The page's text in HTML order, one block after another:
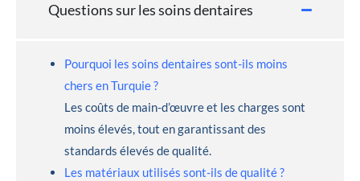
Questions sur les soins dentaires
Pourquoi les soins dentaires sont-ils moins
chers en Turquie ?
Les coûts de main-d’œuvre et les charges sont
moins élevés, tout en garantissant des
standards élevés de qualité.
Les matériaux utilisés sont-ils de qualité ?